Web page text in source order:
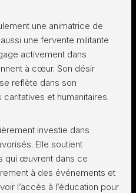
une animatrice de
une fervente militante
activement dans
à cœur. Son désir
reflète dans son
et humanitaires.
investie dans
Elle soutient
qui œuvrent dans ce
à des événements et
l’accès à l’éducation pour